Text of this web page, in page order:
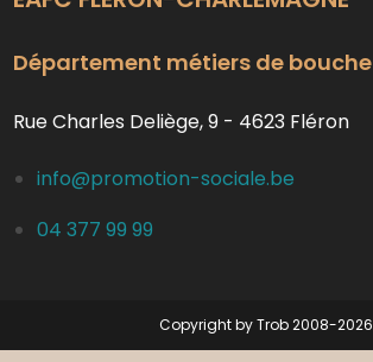
Département métiers de bouche
Rue Charles Deliège, 9 - 4623 Fléron
info@promotion-sociale.be
04 377 99 99
Copyright by Trob 2008-2026